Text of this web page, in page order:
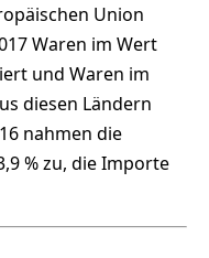
Union
Waren im Wert
und Waren im
diesen Ländern
nahmen die
% zu, die Importe